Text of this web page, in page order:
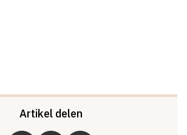
Artikel delen